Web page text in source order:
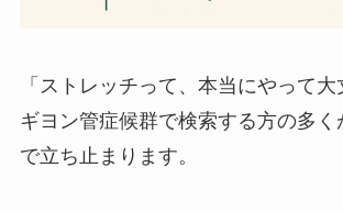
「ストレッチって、本当にやって大
ギヨン管症候群で検索する方の多く
で立ち止まります。